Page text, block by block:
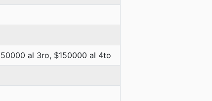
al 3ro, $150000 al 4to